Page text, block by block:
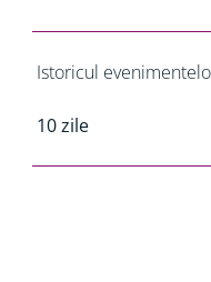
Istoricul
10 zile